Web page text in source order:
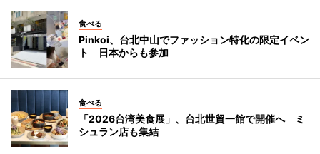
食べる
Pinkoi、台北中山でファッション特化の限定イベン
ト 日本からも参加
食べる
「2026台湾美食展」、台北世貿一館で開催へ ミ
シュラン店も集結